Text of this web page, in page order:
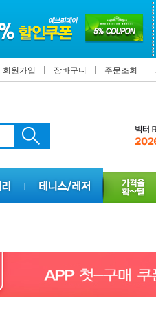
회원가입 장바구니 주문조회